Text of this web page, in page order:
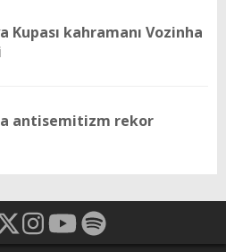
Kupası kahramanı Vozinha
antisemitizm rekor